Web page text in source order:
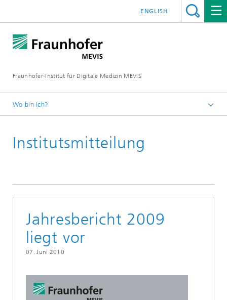
Fraunhofer-Institut für Digitale Medizin MEVIS
ENGLISH
Wo bin ich?
News & Media
Institutsmitteilung
Jahresbericht 2009
liegt vor
07. Juni 2010